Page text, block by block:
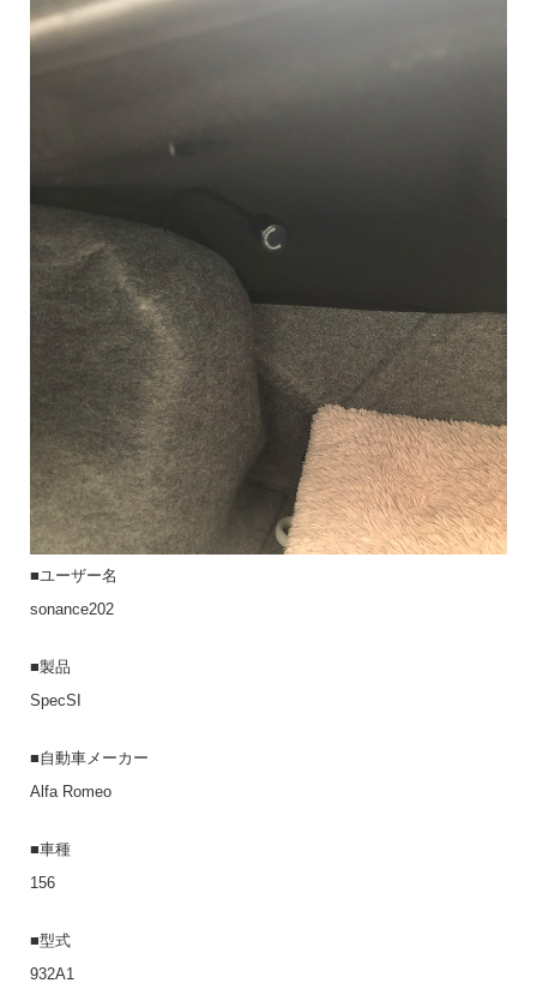
■ユーザー名
sonance202
■製品
SpecSI
■自動車メーカー
Alfa Romeo
■車種
156
■型式
932A1